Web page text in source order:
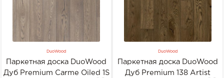
DuoWood
Паркетная доска DuoWood
Дуб Premium Carme Oiled 1S
DuoWood
Паркетная доска DuoWood
Дуб Premium 138 Artist